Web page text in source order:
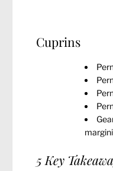
Cuprins
5 Key